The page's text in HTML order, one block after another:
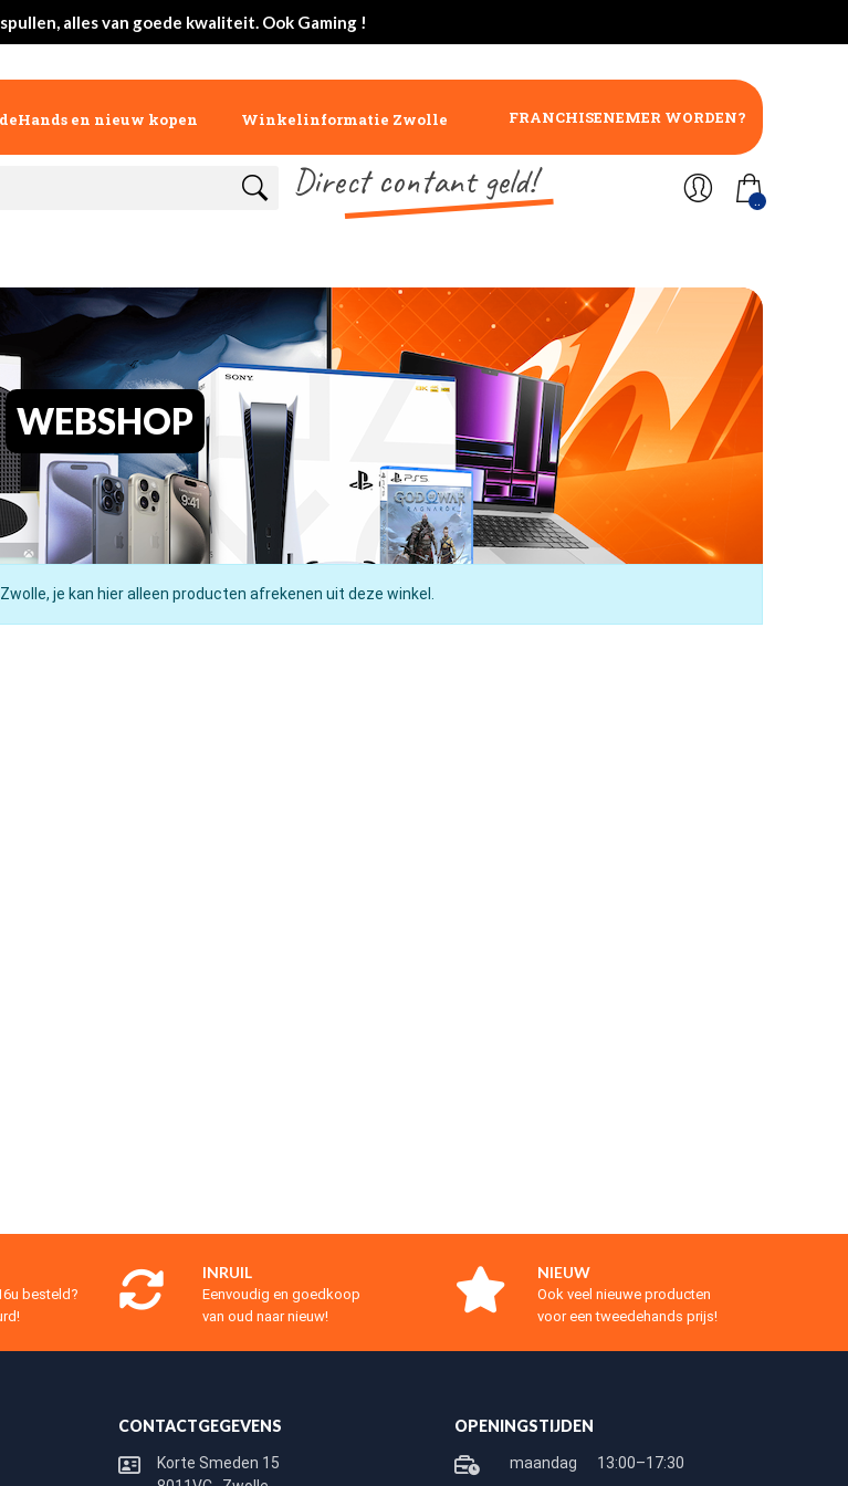
alles van goede kwaliteit. Ook Gaming !
en nieuw kopen Winkelinformatie Zwolle FRANCHISENEMER WORDEN?
Direct contant geld! ..
WEBSHOP
je kan hier alleen producten afrekenen uit deze winkel.
besteld?
INRUIL
Eenvoudig en goedkoop
van oud naar nieuw!
NIEUW
Ook veel nieuwe producten
voor een tweedehands prijs!
CONTACTGEGEVENS
Korte Smeden 15
OPENINGSTIJDEN
maandag 13:00–17:30